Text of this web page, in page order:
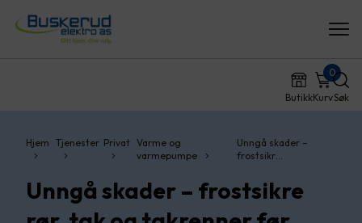
ButikkKurv
0
Søk
Hjem Tjenester Privat Varme og
varmepumpe
Unngå skader –
frostsikr…
Unngå skader – frostsikre